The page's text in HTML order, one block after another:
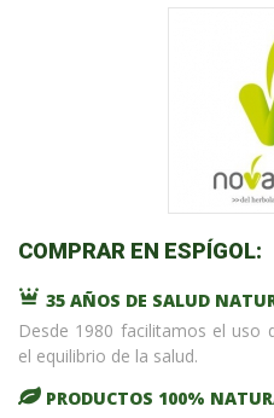
COMPRAR EN ESPÍGOL:
35 AÑOS DE SALUD
Desde 1980 facilitamos el uso
el equilibrio de la salud.
PRODUCTOS 100%